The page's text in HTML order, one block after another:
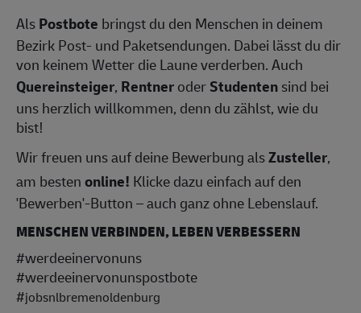
AlsPostbote bringst du den Menschen in deinem
Bezirk Post- und Paketsendungen. Dabei lässt du dir
von keinem Wetter die Laune verderben. Auch
Quereinsteiger, RentneroderStudentensind bei
uns herzlich willkommen, denn du zählst, wie du
bist!
Wir freuen uns auf deine Bewerbung alsZusteller,
am bestenonline! Klicke dazu einfach auf den
'Bewerben'-Button – auch ganz ohne Lebenslauf.
MENSCHEN VERBINDEN, LEBEN VERBESSERN
#werdeeinervonuns
#werdeeinervonunspostbote
#jobsnlbremenoldenburg